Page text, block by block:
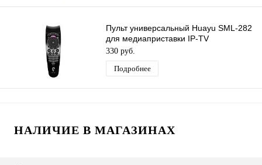
Пульт универсальный Huayu SML-282
для медиаприставки IP-TV
Ростелеком
330 руб.
Подробнее
НАЛИЧИЕ В МАГАЗИНАХ